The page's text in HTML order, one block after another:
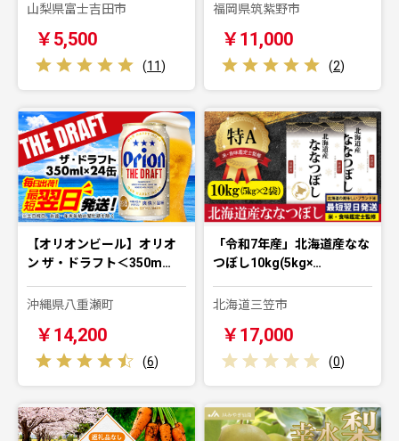
山梨県富士吉田市
￥5,500
(11)
福岡県筑紫野市
￥11,000
(2)
【オリオンビール】オリオ
ン ザ・ドラフト＜350m…
沖縄県八重瀬町
￥14,200
(6)
「令和7年産」北海道産なな
つぼし10kg(5kg×…
北海道三笠市
￥17,000
(0)